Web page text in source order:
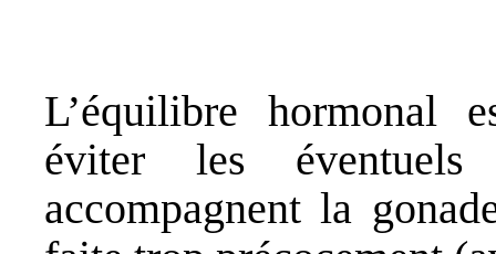
L’équilibre hormonal
éviter les
accompagnent la